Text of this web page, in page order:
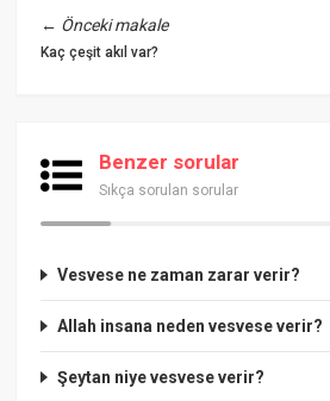
← Önceki makale
Kaç çeşit akıl var?
Benzer sorular
Sıkça sorulan sorular
Vesvese ne zaman zarar verir?
Allah insana neden vesvese verir?
Şeytan niye vesvese verir?